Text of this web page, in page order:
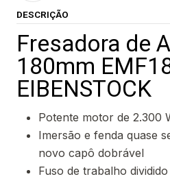
DESCRIÇÃO
Fresadora de
180mm
EIBENSTOCK
Potente motor de 2.300
Imersão e fenda quase
novo capô dobrável
Fuso de trabalho